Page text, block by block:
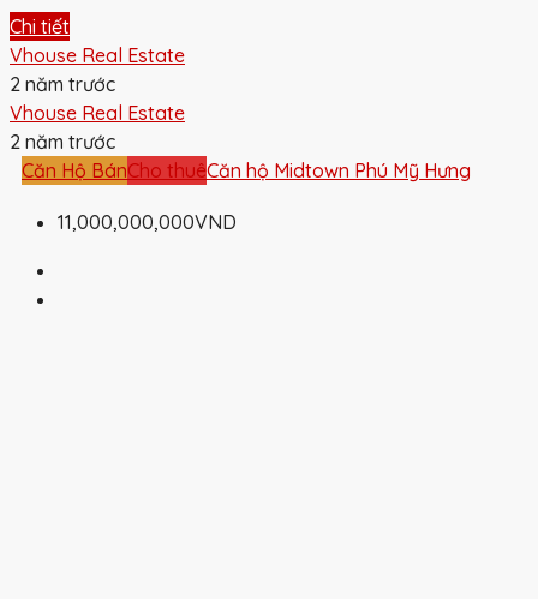
Chi tiết
Vhouse Real Estate
2 năm trước
Vhouse Real Estate
2 năm trước
Căn Hộ BánCho thuêCăn hộ Midtown Phú Mỹ Hưng
11,000,000,000VND